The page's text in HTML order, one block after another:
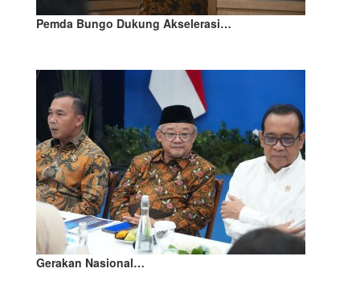
Pemda Bungo Dukung Akselerasi…
Gerakan Nasional…